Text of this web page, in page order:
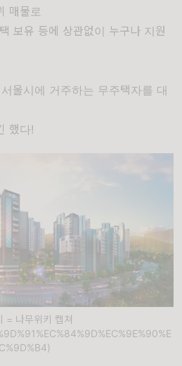
매물로
보유 등에 상관없이 누구나 지원
울시에 거주하는 무주택자를 대
했다!
= 나무위키 캡쳐
C%9D%B4)